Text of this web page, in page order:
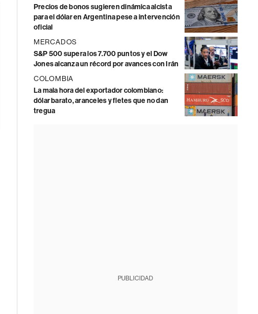
Precios de bonos sugieren dinámica alcista
para el dólar en Argentina pese a intervención
oficial
MERCADOS
S&P 500 supera los 7.700 puntos y el Dow
Jones alcanza un récord por avances con Irán
COLOMBIA
La mala hora del exportador colombiano:
dólar barato, aranceles y fletes que no dan
tregua
PUBLICIDAD